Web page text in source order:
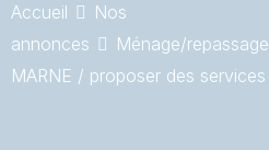
Accueil
Nos
annonces
Ménage/repassage
MARNE / proposer des services